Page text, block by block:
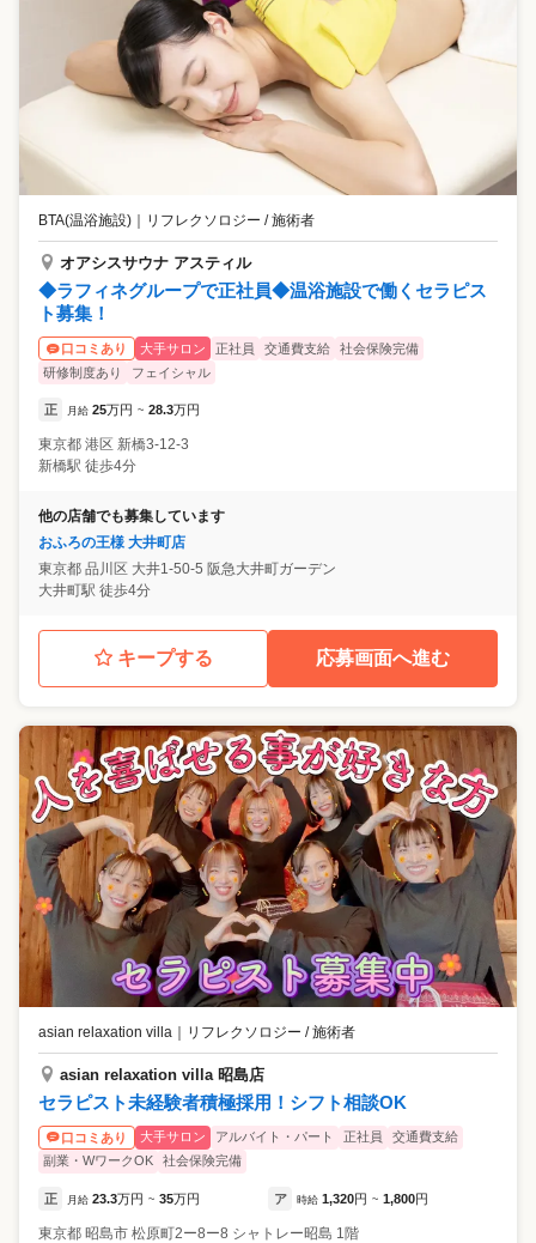
BTA(温浴施設) リフレクソロジー / 施術者
オアシスサウナ アスティル
◆ラフィネグループで正社員◆温浴施設で働くセラピス
ト募集！
口コミあり 大手サロン 正社員 交通費支給
社会保険完備
研修制度あり
フェイシャル
正 月給 25万円 ~ 28.3万円
東京都 港区 新橋3-12-3
新橋駅 徒歩4分
他の店舗でも募集しています
おふろの王様 大井町店
東京都 品川区 大井1-50-5 阪急大井町ガーデン
大井町駅 徒歩4分
キープする 応募画面へ進む
asian relaxation villa ｜ リフレクソロジー / 施術者
asian relaxation villa 昭島店
セラピスト未経験者積極採用！シフト相談OK
口コミあり 大手サロン アルバイト・パート 正社員
交通費支給
副業・WワークOK
社会保険完備
正 月給 23.3万円 ~ 35万円 ア 時給 1,320円 ~ 1,800円
東京都 昭島市 松原町2ー8ー8 シャトレー昭島 1階